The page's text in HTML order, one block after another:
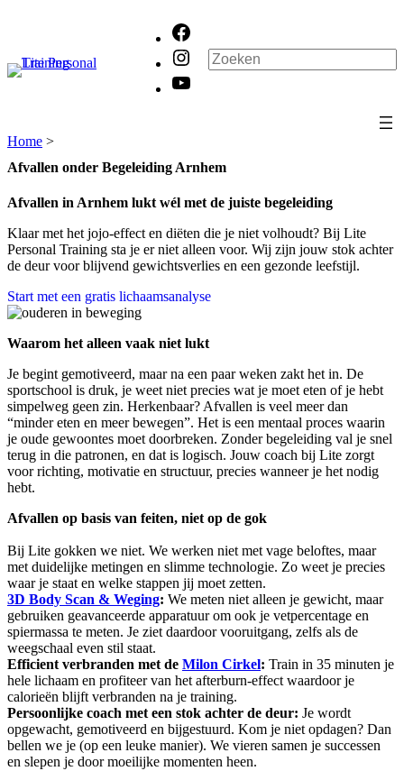
inhoud
Instagram
Zoeken
Home >
Afvallen onder Begeleiding Arnhem
Afvallen in Arnhem lukt wél met de juiste begeleiding
Klaar met het jojo-effect en diëten die je niet volhoudt? Bij Lite
Personal Training sta je er niet alleen voor. Wij zijn jouw stok achter
de deur voor blijvend gewichtsverlies en een gezonde leefstijl.
Start met een gratis lichaamsanalyse
Waarom het alleen vaak niet lukt
Je begint gemotiveerd, maar na een paar weken zakt het in. De
sportschool is druk, je weet niet precies wat je moet eten of je hebt
simpelweg geen zin. Herkenbaar? Afvallen is veel meer dan
“minder eten en meer bewegen”. Het is een mentaal proces waarin
je oude gewoontes moet doorbreken. Zonder begeleiding val je snel
terug in die patronen, en dat is logisch. Jouw coach bij Lite zorgt
voor richting, motivatie en structuur, precies wanneer je het nodig
hebt.
Afvallen op basis van feiten, niet op de gok
Bij Lite gokken we niet. We werken niet met vage beloftes, maar
met duidelijke metingen en slimme technologie. Zo weet je precies
waar je staat en welke stappen jij moet zetten.
3D Body Scan & Weging: We meten niet alleen je gewicht, maar
gebruiken geavanceerde apparatuur om ook je vetpercentage en
spiermassa te meten. Je ziet daardoor vooruitgang, zelfs als de
weegschaal even stil staat.
Efficient verbranden met de Milon Cirkel: Train in 35 minuten je
hele lichaam en profiteer van het afterburn-effect waardoor je
calorieën blijft verbranden na je training.
Persoonlijke coach met een stok achter de deur: Je wordt
opgewacht, gemotiveerd en bijgestuurd. Kom je niet opdagen? Dan
bellen we je (op een leuke manier). We vieren samen je successen
en slepen je door moeilijke momenten heen.